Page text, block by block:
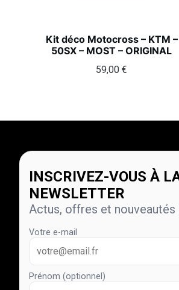
Kit déco Motocross – KTM –
50SX – MOST – ORIGINAL
59,00€
INSCRIVEZ-VOUS À
NEWSLETTER
Actus, offres et nouveautés
Votre e-mail
Prénom (optionnel)